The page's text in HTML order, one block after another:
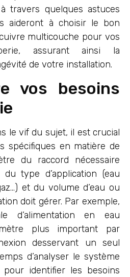
travers quelques astuces
aideront à choisir le bon
multicouche pour vos
assurant ainsi la
de votre installation.
vos besoins
le vif du sujet, il est crucial
spécifiques en matière de
du raccord nécessaire
type d’application (eau
et du volume d’eau ou
doit gérer. Par exemple,
d’alimentation en eau
plus important par
desservant un seul
d’analyser le système
identifier les besoins